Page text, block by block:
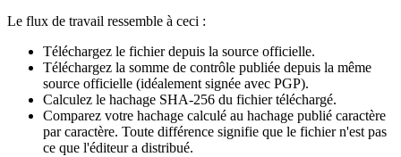
Le flux de travail ressemble à ceci :
Téléchargez le fichier depuis la source officielle.
Téléchargez la somme de contrôle publiée depuis la même
source officielle (idéalement signée avec PGP).
Calculez le hachage SHA-256 du fichier téléchargé.
Comparez votre hachage calculé au hachage publié caractère
par caractère. Toute différence signifie que le fichier n'est pas
ce que l'éditeur a distribué.